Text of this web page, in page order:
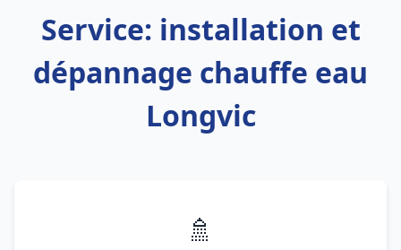
Service: installation et
dépannage chauffe eau
Longvic
🚿